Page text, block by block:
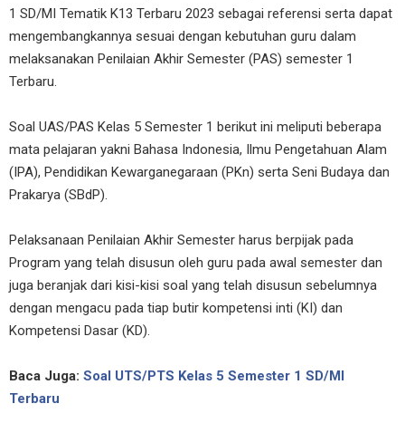
1 SD/MI Tematik K13 Terbaru 2023 sebagai referensi serta dapat
mengembangkannya sesuai dengan kebutuhan guru dalam
melaksanakan Penilaian Akhir Semester (PAS) semester 1
Terbaru.
Soal UAS/PAS Kelas 5 Semester 1 berikut ini meliputi beberapa
mata pelajaran yakni Bahasa Indonesia, Ilmu Pengetahuan Alam
(IPA), Pendidikan Kewarganegaraan (PKn) serta Seni Budaya dan
Prakarya (SBdP).
Pelaksanaan Penilaian Akhir Semester harus berpijak pada
Program yang telah disusun oleh guru pada awal semester dan
juga beranjak dari kisi-kisi soal yang telah disusun sebelumnya
dengan mengacu pada tiap butir kompetensi inti (KI) dan
Kompetensi Dasar (KD).
Baca Juga: Soal UTS/PTS Kelas 5 Semester 1 SD/MI
Terbaru